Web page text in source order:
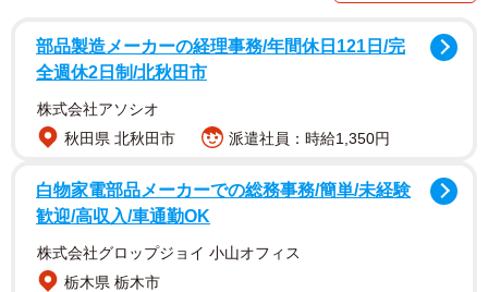
部品製造メーカーの経理事務/年間休日121日/完
全週休2日制/北秋田市
株式会社アソシオ
秋田県 北秋田市
派遣社員：時給1,350円
白物家電部品メーカーでの総務事務/簡単/未経験
歓迎/高収入/車通勤OK
株式会社グロップジョイ 小山オフィス
栃木県 栃木市